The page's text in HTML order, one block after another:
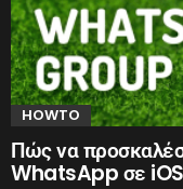
HOWTO
Πώς να
WhatsApp σε